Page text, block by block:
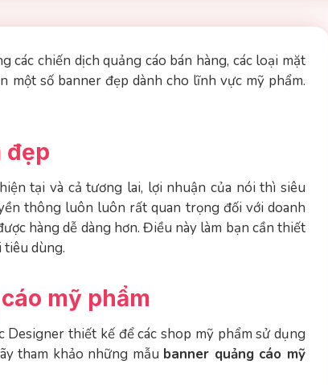
các chiến dịch quảng cáo bán hàng, các loại mặt
một số banner đẹp dành cho lĩnh vực mỹ phẩm.
đẹp
tại và cả tương lai, lợi nhuận của nói thì siêu
thông luôn luôn rất quan trọng đối với doanh
hàng dễ dàng hơn. Điều này làm bạn cần thiết
dùng.
mỹ phẩm
Designer thiết kế để các shop mỹ phẩm sử dụng
tham khảo những mẫu banner quảng cáo mỹ